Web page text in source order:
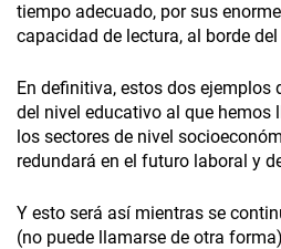
tiempo adecuado, por sus
capacidad de lectura, al borde
En definitiva, estos dos ejemplos
del nivel educativo al que hemos
los sectores de nivel
redundará en el futuro laboral y
Y esto será así mientras se
(no puede llamarse de otra